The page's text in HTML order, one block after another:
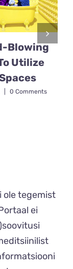
Blowing
Utilize
0 Comments
ole tegemist
ei